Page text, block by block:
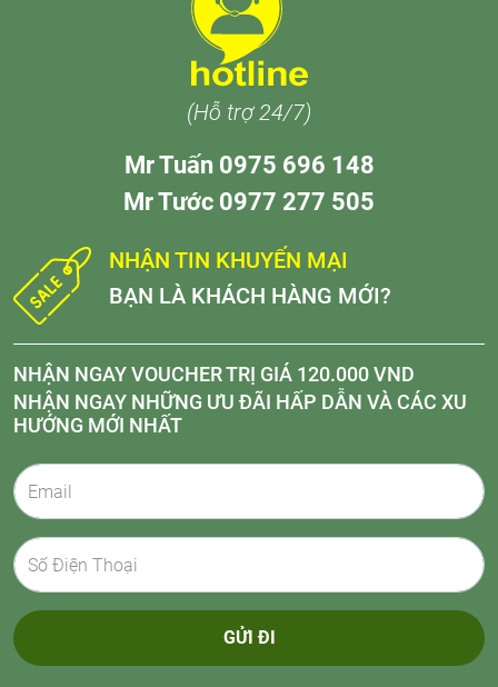
(Hỗ trợ 24/7)
Mr Tuấn 0975 696 148
Mr Tước 0977 277 505
NHẬN TIN KHUYẾN MẠI
BẠN LÀ KHÁCH HÀNG MỚI?
NHẬN NGAY VOUCHER TRỊ GIÁ 120.000 VND
NHẬN NGAY NHỮNG ƯU ĐÃI HẤP DẪN VÀ CÁC XU
HƯỚNG MỚI NHẤT
GỬI ĐI